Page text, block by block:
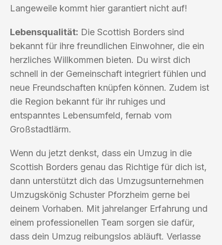
Langeweile kommt hier garantiert nicht auf!
Lebensqualität: Die Scottish Borders sind
bekannt für ihre freundlichen Einwohner, die ein
herzliches Willkommen bieten. Du wirst dich
schnell in der Gemeinschaft integriert fühlen und
neue Freundschaften knüpfen können. Zudem ist
die Region bekannt für ihr ruhiges und
entspanntes Lebensumfeld, fernab vom
Großstadtlärm.
Wenn du jetzt denkst, dass ein Umzug in die
Scottish Borders genau das Richtige für dich ist,
dann unterstützt dich das Umzugsunternehmen
Umzugskönig Schuster Pforzheim gerne bei
deinem Vorhaben. Mit jahrelanger Erfahrung und
einem professionellen Team sorgen sie dafür,
dass dein Umzug reibungslos abläuft. Verlasse